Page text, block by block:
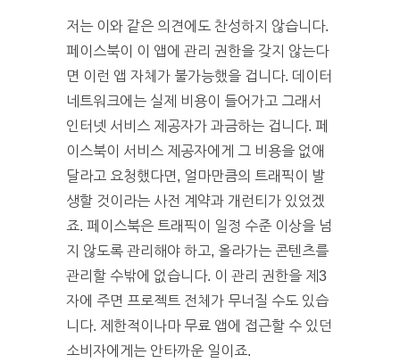
저는 이와 같은 의견에도 찬성하지 않습니다.
페이스북이 이 앱에 관리 권한을 갖지 않는다
면 이런 앱 자체가 불가능했을 겁니다. 데이터
네트워크에는 실제 비용이 들어가고 그래서
인터넷 서비스 제공자가 과금하는 겁니다. 페
이스북이 서비스 제공자에게 그 비용을 없애
달라고 요청했다면, 얼마만큼의 트래픽이 발
생할 것이라는 사전 계약과 개런티가 있었겠
죠. 페이스북은 트래픽이 일정 수준 이상을 넘
지 않도록 관리해야 하고, 올라가는 콘텐츠를
관리할 수밖에 없습니다. 이 관리 권한을 제3
자에 주면 프로젝트 전체가 무너질 수도 있습
니다. 제한적이나마 무료 앱에 접근할 수 있던
소비자에게는 안타까운 일이죠.